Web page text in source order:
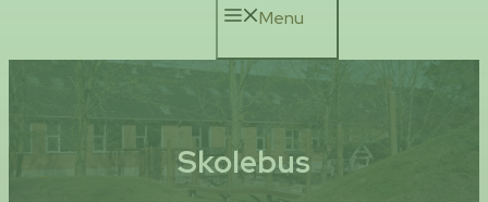
Menu
Skolebus